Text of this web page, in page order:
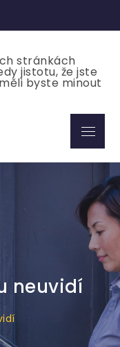
stránkách
jistotu, že jste
byste minout
Menu
neuvidí